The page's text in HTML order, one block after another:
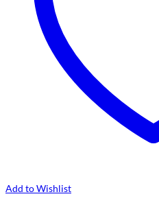
Add to Wishlist